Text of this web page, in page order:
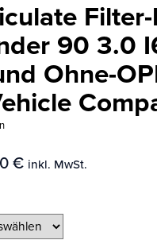
90 3.0
Ohne-
€ inkl. MwSt.